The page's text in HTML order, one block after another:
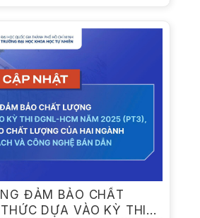
ĐẢM BẢO CHẤT
DỰA VÀO KỲ THI